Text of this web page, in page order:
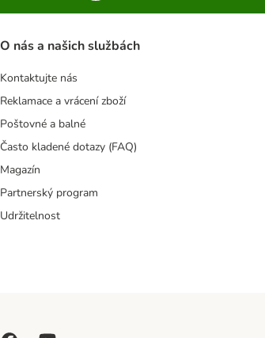
O nás a našich službách
Kontaktujte nás
Reklamace a vrácení zboží
Poštovné a balné
Často kladené dotazy (FAQ)
Magazín
Partnerský program
Udržitelnost